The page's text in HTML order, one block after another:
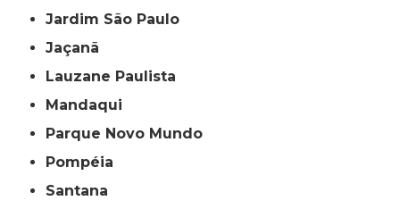
Jardim São Paulo
Jaçanã
Lauzane Paulista
Mandaqui
Parque Novo Mundo
Pompéia
Santana